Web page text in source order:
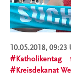
10.05.2018, 09:23
Katholikentag
Kreisdekanat